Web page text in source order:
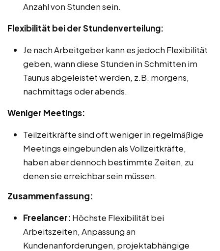
Anzahl von Stunden sein.
Flexibilität bei der Stundenverteilung:
Je nach Arbeitgeber kann es jedoch Flexibilität
geben, wann diese Stunden in Schmitten im
Taunus abgeleistet werden, z.B. morgens,
nachmittags oder abends.
Weniger Meetings:
Teilzeitkräfte sind oft weniger in regelmäßige
Meetings eingebunden als Vollzeitkräfte,
haben aber dennoch bestimmte Zeiten, zu
denen sie erreichbar sein müssen.
Zusammenfassung:
Freelancer: Höchste Flexibilität bei
Arbeitszeiten, Anpassung an
Kundenanforderungen, projektabhängige